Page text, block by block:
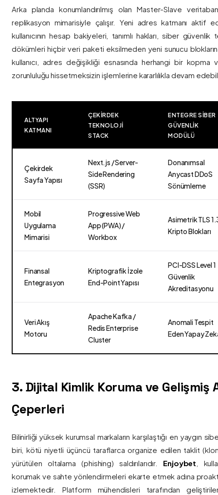
Arka planda konumlandırılmış olan Master-Slave
replikasyon mimarisiyle çalışır. Yeni adres katmanı aktif
kullanıcının hesap bakiyeleri, tanımlı hakları, siber
dökümleri hiçbir veri paketi eksilmeden yeni sunucu
kullanıcı, adres değişikliği esnasında herhangi bir
zorunluluğu hissetmeksizin işlemlerine kararlılıkla devam
ALTYAPI
KATMANI
ÇEKIRDEK
TEKNOLOJI
STACK
ENTEGRE SIBER
GÜVENLIK
MODÜLÜ
Çekirdek
Sayfa Yapısı
Next.js / Server-
Side Rendering
(SSR)
Donanımsal
Anycast DDoS
Sönümleme
Mobil
Uygulama
Mimarisi
Progressive Web
App (PWA) /
Workbox
Asimetrik TLS
Kripto Blokları
Finansal
Entegrasyon
Kriptografik İzole
End-Point Yapısı
PCI-DSS Level 1
Güvenlik
Akreditasyonu
Veri Akış
Motoru
Apache Kafka /
Redis Enterprise
Cluster
Anomali Tespit
Eden Yapay
3. Dijital Kimlik Koruma ve Gelişmiş
Çeperleri
Bilinirliği yüksek kurumsal markaların karşılaştığı en yaygın
biri, kötü niyetli üçüncü taraflarca organize edilen taklit
yürütülen oltalama (phishing) saldırılarıdır. Enjoybet ,
korumak ve sahte yönlendirmeleri ekarte etmek adına
izlemektedir. Platform mühendisleri tarafından